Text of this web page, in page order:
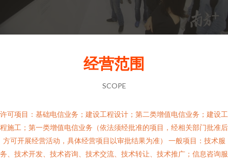
经营范围
SCOPE
许可项目：基础电信业务；建设工程设计；第二类增值电信业务；建设工
程施工；第一类增值电信业务（依法须经批准的项目，经相关部门批准后
方可开展经营活动，具体经营项目以审批结果为准） 一般项目：技术服
务、技术开发、技术咨询、技术交流、技术转让、技术推广；信息咨询服